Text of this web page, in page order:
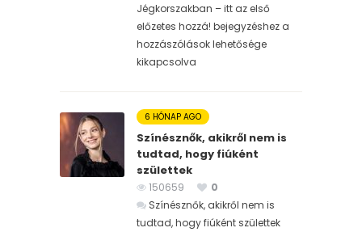
Jégkorszakban – itt az első
előzetes hozzá! bejegyzéshez a
hozzászólások lehetősége
kikapcsolva
6 HÓNAP AGO
Színésznők, akikről nem is
tudtad, hogy fiúként
születtek
150659
0
Színésznők, akikről nem is
tudtad, hogy fiúként születtek